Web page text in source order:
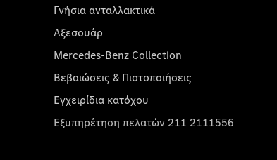
Γνήσια ανταλλακτικά
Αξεσουάρ
Mercedes-Benz Collection
Βεβαιώσεις & Πιστοποιήσεις
Εγχειρίδια κατόχου
Εξυπηρέτηση πελατών 211 2111556